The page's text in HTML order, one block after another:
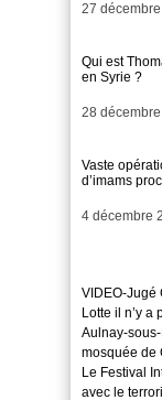
Date
27
Qui est
en Syrie ?
Date
28
Vaste
d’imams
Date
4 décembre
VIDEO-Jugé
Lotte il n’y a
Aulnay-
mosquée de
Le Festival
avec le